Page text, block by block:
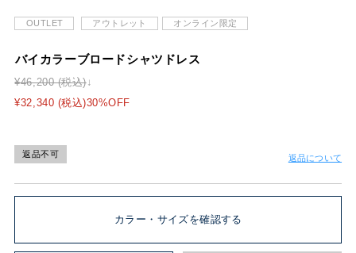
OUTLET アウトレット オンライン限定
バイカラーブロードシャツドレス
¥46,200 (税込)
¥32,340 (税込)30%OFF
返品不可 返品について
カラー・サイズを確認する